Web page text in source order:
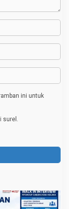
ini untuk
surel.